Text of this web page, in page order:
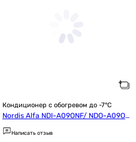
Кондиционер с обогревом до -7°C
Nordis Alfa NDI-A09ONF/ NDO-A09ON
F
Написать отзыв